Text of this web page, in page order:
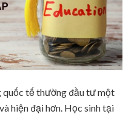
quốc tế thường đầu tư một
hiện đại hơn. Học sinh tại